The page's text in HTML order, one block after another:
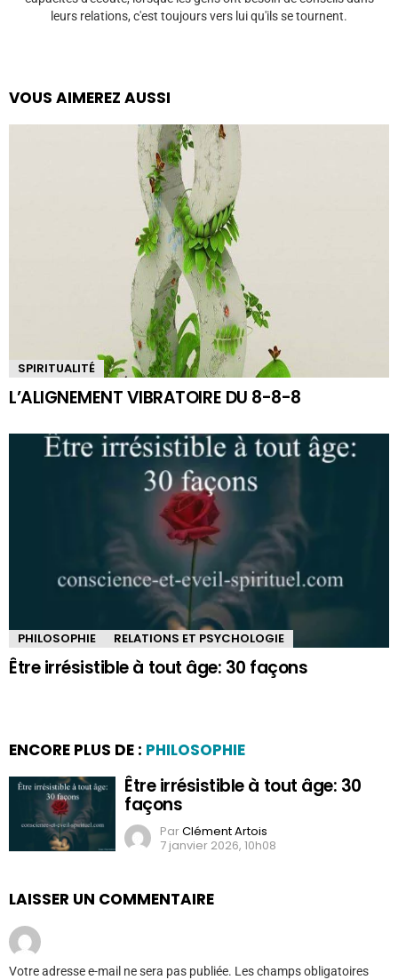
leurs relations, c'est toujours vers lui qu'ils se tournent.
VOUS AIMEREZ AUSSI
SPIRITUALITÉ
L’ALIGNEMENT VIBRATOIRE DU 8-8-8
PHILOSOPHIE RELATIONS ET PSYCHOLOGIE
Être irrésistible à tout âge: 30 façons
ENCORE PLUS DE : PHILOSOPHIE
Être irrésistible à tout âge: 30
façons
ParClément Artois
7 janvier 2026, 10h08
LAISSER UN COMMENTAIRE
Votre adresse e-mail ne sera pas publiée. Les champs obligatoires